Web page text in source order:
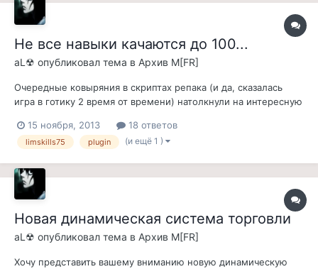
Не все навыки качаются до 100...
aL☢ опубликовал тема в Архив M[FR]
Очередные ковыряния в скриптах репака (и да, сказалась
игра в готику 2 время от времени) натолкнули на интересную
можешь со временем прокачать, скажем, воинские навыки
так же хорошо, как и магические? Вот подумал, подумал, да
15 ноября, 2013 18 ответов
limskills75 plugin (и ещё 1 )
Новая динамическая система торговли
aL☢ опубликовал тема в Архив M[FR]
Хочу представить вашему вниманию новую динамическую